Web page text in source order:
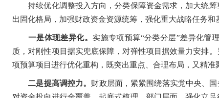
持续优化调整投入方向，分类保障资金需求，加大统筹
出固化格局，加强财政资金资源统筹，强化重大战略任务
一是体现差异化。 实施专项预算“分类分层”差异化管
质，对刚性项目据实兜底保障，对弹性项目据效量力安排
项预算项目进行优化重构，既突出重点、合理布局，又精
二是提高调控力。 财政层面，紧紧围绕落实党中央、